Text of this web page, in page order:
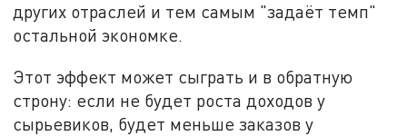
других отраслей и тем самым "задаёт темп"
остальной экономке.
Этот эффект может сыграть и в обратную
строну: если не будет роста доходов у
сырьевиков, будет меньше заказов у